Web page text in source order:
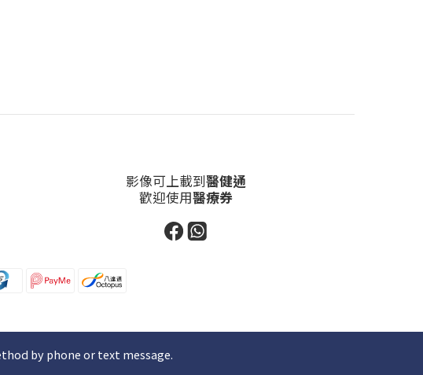
影像可上載到醫健通
歡迎使用醫療券
by phone or text message.